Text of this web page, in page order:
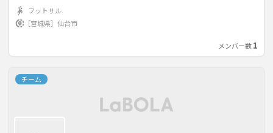
知り合いが全然いない… フットサル興味はあるけどきっかけがない… 新
しいコミュニティをお探しの方など、 誰でも気軽に参加できるフットサル
フットサル
［宮城県］ 仙台市
メンバー数1
チーム